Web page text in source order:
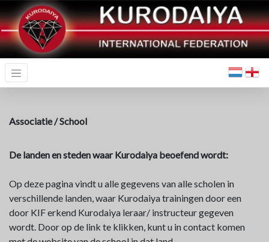
Associatie / School
De landen en steden waar Kurodaiya beoefend wordt:
Op deze pagina vindt u alle gegevens van alle scholen in
verschillende landen, waar Kurodaiya trainingen door een
door KIF erkend Kurodaiya leraar/ instructeur gegeven
wordt. Door op de link te klikken, kunt u in contact komen